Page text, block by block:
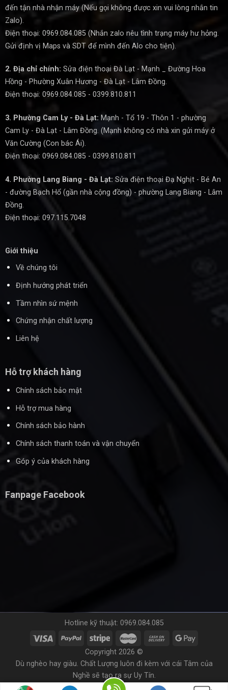
đến tận nhà nhận máy (Nếu gọi không được xin vui lòng nhắn tin
Zalo).
Điện thoại: 0969.084.085 (Nhắn zalo nêu tình trạng máy hư hỏng.
Gửi định vị Maps và SDT để mình đến Alo cho tiện).
2. Địa chỉ chính: Sửa điện thoại Đà Lạt - Mạnh _ Đường Hoa
Hồng - Phường Xuân Hương - Đà Lạt - Lâm Đồng.
Điện thoại: 0969.084.085 - 0399.810.811
3. Phường Cam Ly - Đà Lạt: Mạnh - Tổ 19 - Thôn 1 - phường
Cam Ly - Đà Lạt - Lâm Đồng. (Mạnh không có nhà xin gửi máy ở
Văn Cường (Con bác Ái).
Điện thoại: 0969.084.085 - 0399.810.811
4. Phường Lang Biang - Đà Lạt: Sửa điện thoại Đạ Nghịt - Bé An
- đường Bạch Hổ (gần nhà cộng đồng) - phường Lang Biang - Lâm
Đồng.
Điện thoại: 097.115.7048
Giới thiệu
Về chúng tôi
Định hướng phát triển
Tầm nhìn sứ mệnh
Chứng nhận chất lượng
Liên hệ
Hỗ trợ khách hàng
Chính sách bảo mật
Hỗ trợ mua hàng
Chính sách bảo hành
Chính sách thanh toán và vận chuyển
Góp ý của khách hàng
Fanpage Facebook
Hotline kỹ thuật: 0969.084.085
Copyright 2026 ©
Dù nghèo hay giàu. Chất Lượng luôn đi kèm với cái Tâm của
Nghề sẽ tạo ra sự Uy Tín.
Blog đang xây dựng để hoàn thiện hơn.